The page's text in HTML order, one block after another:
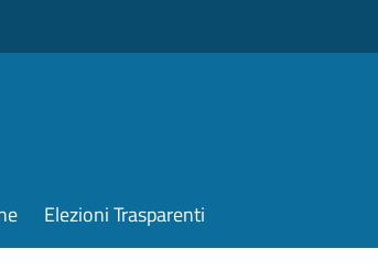
Elezioni Trasparenti